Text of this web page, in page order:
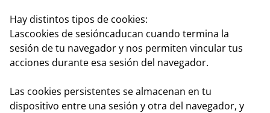
Hay distintos tipos de cookies:
Lascookies de sesióncaducan cuando termina la
sesión de tu navegador y nos permiten vincular tus
acciones durante esa sesión del navegador.
Las cookies persistentes se almacenan en tu
dispositivo entre una sesión y otra del navegador, y